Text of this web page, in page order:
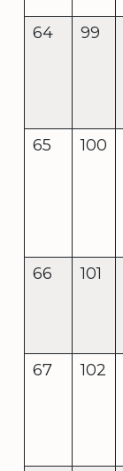
64
99
65 100
66 101
67
102